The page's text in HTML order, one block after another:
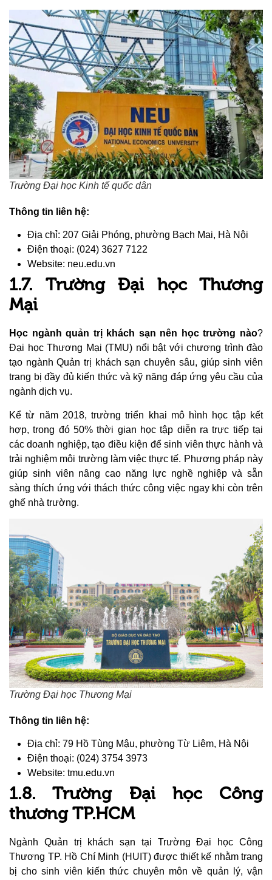
Trường Đại học Kinh tế quốc dân
Thông tin liên hệ:
Địa chỉ: 207 Giải Phóng, phường Bạch Mai, Hà Nội
Điện thoại: (024) 3627 7122
Website: neu.edu.vn
1.7. Trường Đại học Thương
Mại
Học ngành quản trị khách sạn nên học trường nào?
Đại học Thương Mại (TMU) nổi bật với chương trình đào
tạo ngành Quản trị khách sạn chuyên sâu, giúp sinh viên
trang bị đầy đủ kiến thức và kỹ năng đáp ứng yêu cầu của
ngành dịch vụ.
Kể từ năm 2018, trường triển khai mô hình học tập kết
hợp, trong đó 50% thời gian học tập diễn ra trực tiếp tại
các doanh nghiệp, tạo điều kiện để sinh viên thực hành và
trải nghiệm môi trường làm việc thực tế. Phương pháp này
giúp sinh viên nâng cao năng lực nghề nghiệp và sẵn
sàng thích ứng với thách thức công việc ngay khi còn trên
ghế nhà trường.
Trường Đại học Thương Mại
Thông tin liên hệ:
Địa chỉ: 79 Hồ Tùng Mậu, phường Từ Liêm, Hà Nội
Điện thoại: (024) 3754 3973
Website: tmu.edu.vn
1.8. Trường Đại học Công
thương TP.HCM
Ngành Quản trị khách sạn tại Trường Đại học Công
Thương TP. Hồ Chí Minh (HUIT) được thiết kế nhằm trang
bị cho sinh viên kiến thức chuyên môn về quản lý, vận